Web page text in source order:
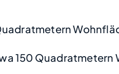
150 Quadratmetern